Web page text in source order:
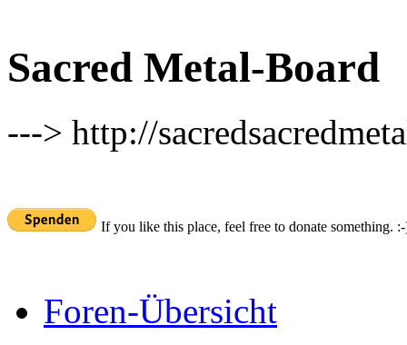
Sacred Metal-Board
---> http://
If you like this place, feel free to donate something.
Foren-Übersicht